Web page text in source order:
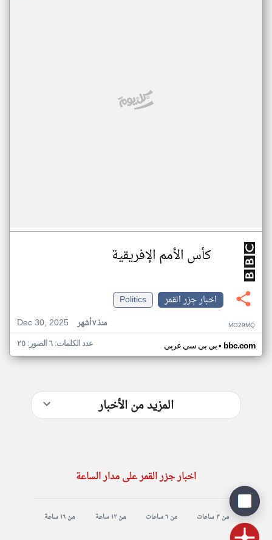
كأس الأمم الإفريقية
اخبار جزر القمر
Politics
Dec 30, 2025
منذ ٧ أشهر MO29MQ
بي بي سي عربي• bbc.com عدد الكلمات: ٦ الصور: ٢٥
المزيد من الأخبار
اخبار جزر القمر على مدار الساعة
من ٣ ساعات من ٦ ساعات من ١٢ ساعة من ١٦ ساعة